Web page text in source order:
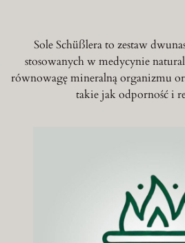
Sole Schüßlera to zestaw
stosowanych w medycynie
równowagę mineralną organizmu
takie jak odporność i